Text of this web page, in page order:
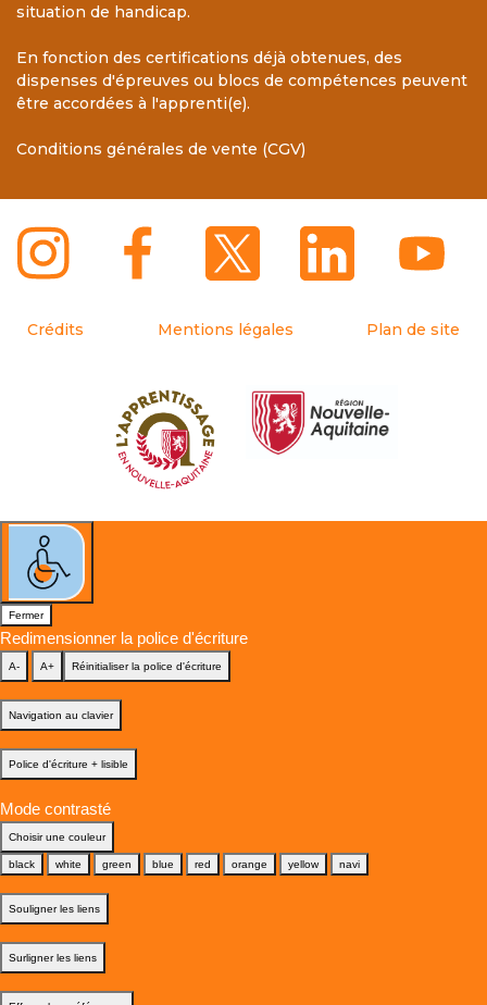
situation de handicap.
En fonction des certifications déjà obtenues, des
dispenses d'épreuves ou blocs de compétences peuvent
être accordées à l'apprenti(e).
Conditions générales de vente (CGV)
Crédits Mentions légales Plan de site
Fermer
Redimensionner la police d'écriture
A- A+ Réinitialiser la police d'écriture
Navigation au clavier
Police d'écriture + lisible
Mode contrasté
Choisir une couleur
black white green blue red orange yellow navi
Souligner les liens
Surligner les liens